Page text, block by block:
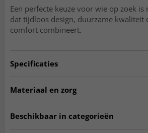
Een perfecte keuze voor wie op zoek is
dat tijdloos design, duurzame kwaliteit
comfort combineert.
Specificaties
Materiaal en zorg
MATERIAAL
Beschikbaar in categorieën